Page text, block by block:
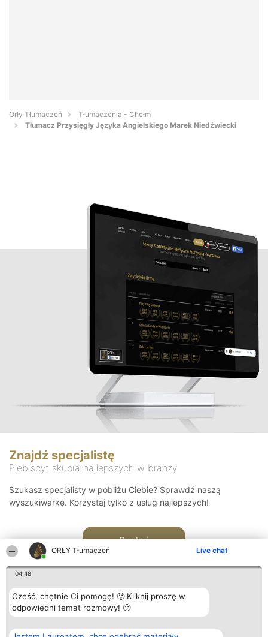
ORŁY Tłumaczeń Live chat
04:48
Cześć, chętnie Ci pomogę! 🙂 Kliknij proszę w
odpowiedni temat rozmowy! 🙂
Orły Tłumaczeń
Tłumaczenia - Chełm
Tłumacz Przysięgły Języka Angielskiego Marek Niedźwiecki
Znajdź specjalistę
Plebiscyt skupia najlepszych w branży
Szukasz specjalisty w pobliżu Ciebie? Sprawdź naszą
wyszukiwarkę. Korzystaj tylko z usług najlepszych!
Szukaj
Organizator plebiscytu Plebiscyt Kontakt